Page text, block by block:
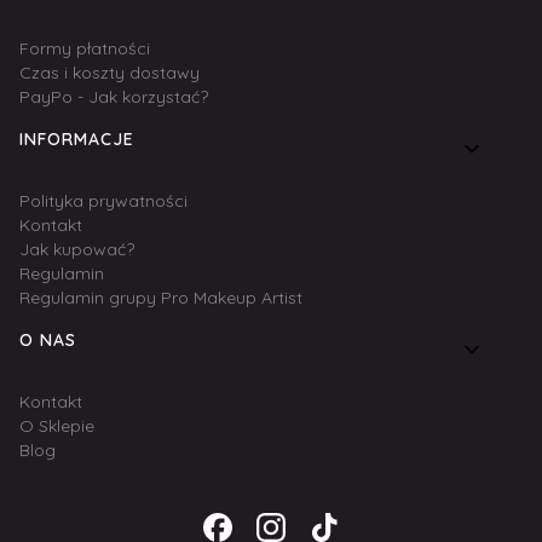
Formy płatności
Czas i koszty dostawy
PayPo - Jak korzystać?
INFORMACJE
Polityka prywatności
Kontakt
Jak kupować?
Regulamin
Regulamin grupy Pro Makeup Artist
O NAS
Kontakt
O Sklepie
Blog